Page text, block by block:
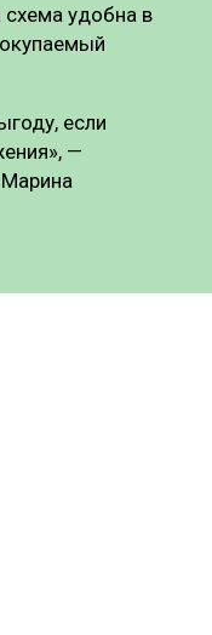
схема удобна в
если
—